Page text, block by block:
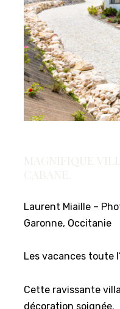
Laurent Miaille –
Garonne, Occitanie
Les vacances toute
Cette ravissante
décoration soignée.